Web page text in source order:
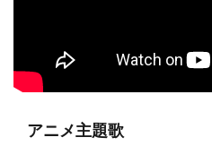
アニメ主題歌